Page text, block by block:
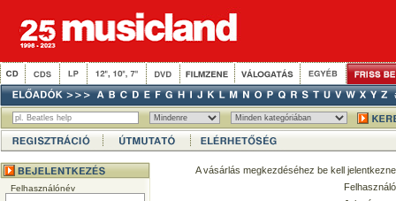
Felhasználónév
A vásárlás megkezdéséhez be kell